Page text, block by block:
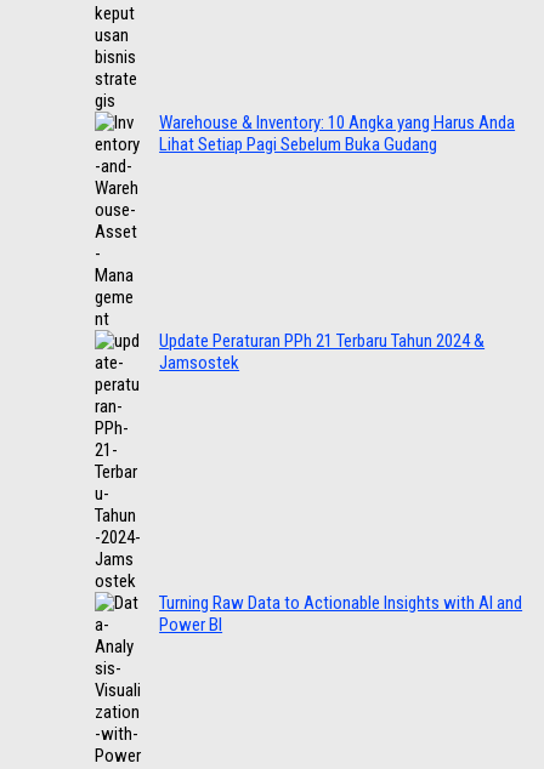
Warehouse & Inventory: 10 Angka yang Harus Anda
Lihat Setiap Pagi Sebelum Buka Gudang
Update Peraturan PPh 21 Terbaru Tahun 2024 &
Jamsostek
Turning Raw Data to Actionable Insights with AI and
Power BI